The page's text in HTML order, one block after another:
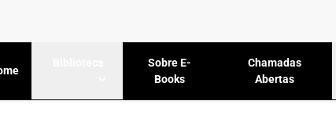
Sobre E-
Books
Chamadas
Abertas